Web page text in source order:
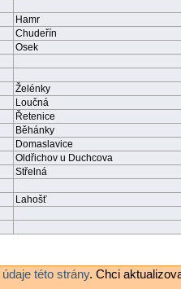
Hamr
Chudeřín
Osek
Želénky
Loučná
Řetenice
Běhánky
Domaslavice
Oldřichov u Duchcova
Střelná
Lahošť
údaje této strány. Chci